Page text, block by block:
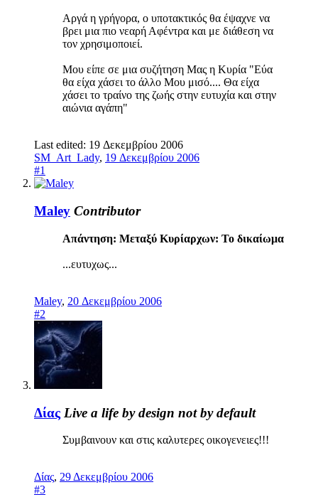
Αργά η γρήγορα, ο υποτακτικός θα έψαχνε να
βρει μια πιο νεαρή Αφέντρα και με διάθεση να
τον χρησιμοποιεί.
Μου είπε σε μια συζήτηση Μας η Κυρία "Εύα
θα είχα χάσει το άλλο Μου μισό.... Θα είχα
χάσει το τραίνο της ζωής στην ευτυχία και στην
αιώνια αγάπη"
Last edited: 19 Δεκεμβρίου 2006
SM_Art_Lady, 19 Δεκεμβρίου 2006
#1
Maley Contributor
Απάντηση: Μεταξύ Κυρίαρχων: Το δικαίωμα
...ευτυχως...
Maley, 20 Δεκεμβρίου 2006
#2
Δίας Live a life by design not by default
Συμβαινουν και στις καλυτερες οικογενειες!!!
Δίας, 29 Δεκεμβρίου 2006
#3